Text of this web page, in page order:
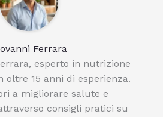
Ferrara
esperto in nutrizione
oltre 15 anni di esperienza.
a migliorare salute e
consigli pratici su